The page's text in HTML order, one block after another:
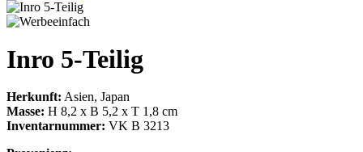
Inro 5-Teilig
Herkunft: Asien, Japan
Masse: H 8,2 x B 5,2 x T 1,8 cm
Inventarnummer: VK B 3213